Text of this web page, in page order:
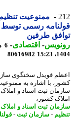
ممنوعیت تنظیم
رسمی توسط
طرفین
-اقتصادی-
80616982
قویدل سخنگوی سازمان
با اشاره به ممنوعیت
ثبت اسناد و املاک
کشور،
ثبت اسناد و املاک-
-سازمان ثبت -قولنامه